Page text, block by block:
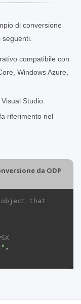
di conversione
compatibile con
Windows Azure,
Studio.
riferimento nel
da ODP
that
,